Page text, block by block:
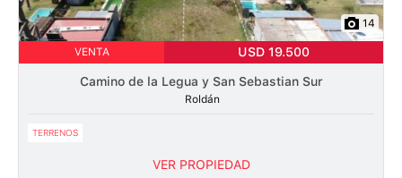
14
VENTA USD 19.500
Camino de la Legua y San Sebastian Sur
Roldán
TERRENOS
VER PROPIEDAD